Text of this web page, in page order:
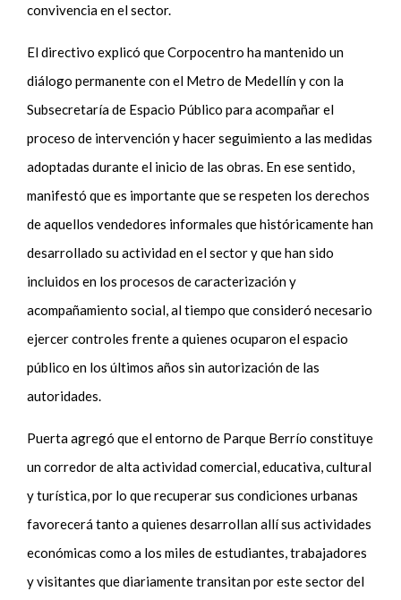
convivencia en el sector.
El directivo explicó que Corpocentro ha mantenido un
diálogo permanente con el Metro de Medellín y con la
Subsecretaría de Espacio Público para acompañar el
proceso de intervención y hacer seguimiento a las medidas
adoptadas durante el inicio de las obras. En ese sentido,
manifestó que es importante que se respeten los derechos
de aquellos vendedores informales que históricamente han
desarrollado su actividad en el sector y que han sido
incluidos en los procesos de caracterización y
acompañamiento social, al tiempo que consideró necesario
ejercer controles frente a quienes ocuparon el espacio
público en los últimos años sin autorización de las
autoridades.
Puerta agregó que el entorno de Parque Berrío constituye
un corredor de alta actividad comercial, educativa, cultural
y turística, por lo que recuperar sus condiciones urbanas
favorecerá tanto a quienes desarrollan allí sus actividades
económicas como a los miles de estudiantes, trabajadores
y visitantes que diariamente transitan por este sector del